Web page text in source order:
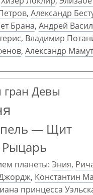
, Александр
Брана, Андрей
, Владимир
, Александр Мамут
гран Девы
— Щит
планеты: Эния,
, Константин
принцесса